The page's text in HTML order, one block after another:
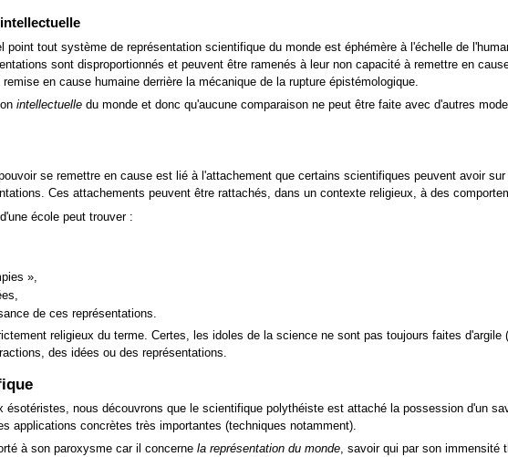
point tout système de représentation scientifique du monde est éphémère à l'échelle de
sont disproportionnés et peuvent être ramenés à leur non capacité à remettre en
en cause humaine derrière la mécanique de la rupture épistémologique.
intellectuelledu monde et donc qu'aucune comparaison ne peut être faite avec d'autres
se remettre en cause est lié à l'attachement que certains scientifiques peuvent avoir
Ces attachements peuvent être rattachés, dans un contexte religieux, à des
école peut trouver :
»,
de ces représentations.
religieux du terme. Certes, les idoles de la science ne sont pas toujours faites
des idées ou des représentations.
ésotéristes, nous découvrons que le scientifique polythéiste est attaché la possession d'un
applications concrètes très importantes (techniques notamment).
à son paroxysme car il concerne la représentation du monde, savoir qui par son immensité